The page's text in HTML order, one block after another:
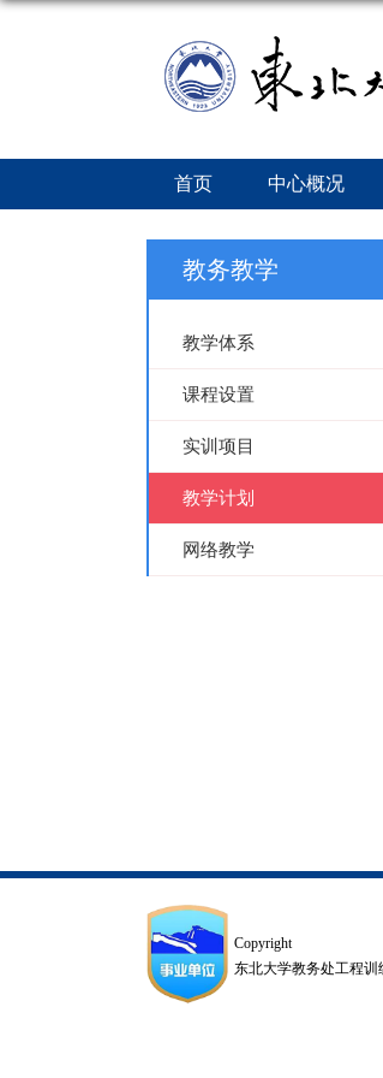
首页 中心概况
教务教学
教学体系
课程设置
实训项目
教学计划
网络教学
Copyright
东北大学教务处工程训